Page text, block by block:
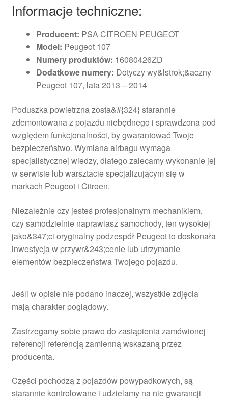
Informacje techniczne:
Producent: PSA CITROEN PEUGEOT
Model: Peugeot 107
Numery produktów: 16080426ZD
Dodatkowe numery: Dotyczy wy&lstrok;&aczny
Peugeot 107, lata 2013 – 2014
Poduszka powietrzna zosta&#{324} starannie
zdemontowana z pojazdu niebędnego i sprawdzona pod
względem funkcjonalności, by gwarantować Twoje
bezpieczeństwo. Wymiana airbagu wymaga
specjalistycznej wiedzy, dlatego zalecamy wykonanie jej
w serwisie lub warsztacie specjalizującym się w
markach Peugeot i Citroen.
Niezależnie czy jesteś profesjonalnym mechanikiem,
czy samodzielnie naprawiasz samochody, ten wysokiej
jako&347;ci oryginalny podzespół Peugeot to doskonała
inwestycja w przywr&243;cenie lub utrzymanie
elementów bezpieczeństwa Twojego pojazdu.
Jeśli w opisie nie podano inaczej, wszystkie zdjęcia
mają charakter poglądowy.
Zastrzegamy sobie prawo do zastąpienia zamówionej
referencji referencją zamienną wskazaną przez
producenta.
Części pochodzą z pojazdów powypadkowych, są
starannie kontrolowane i udzielamy na nie gwarancji